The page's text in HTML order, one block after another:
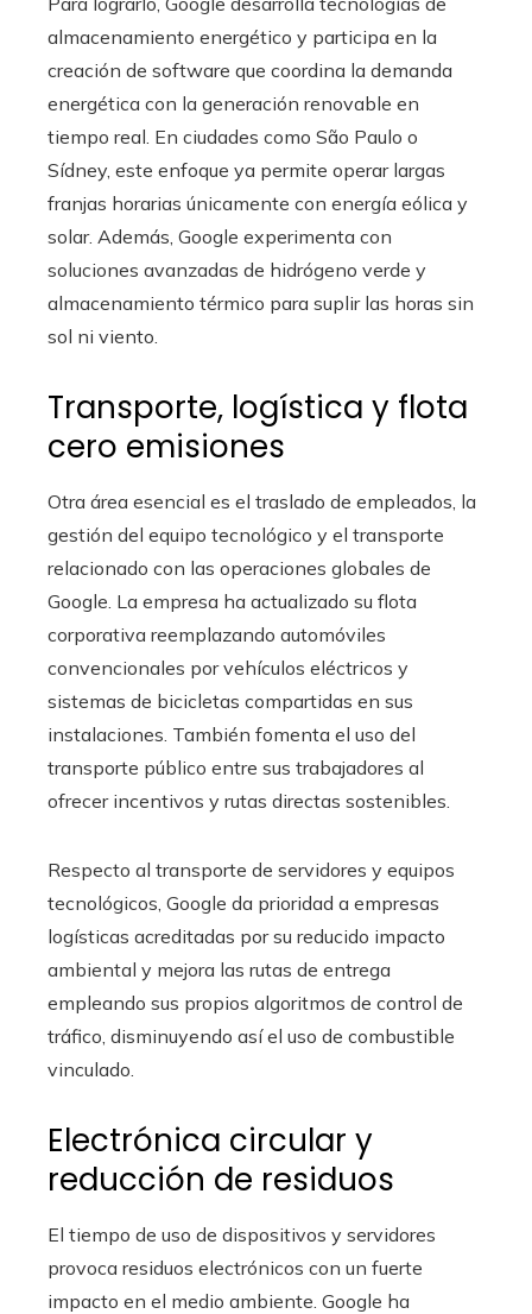
almacenamiento energético y participa en la
creación de software que coordina la demanda
energética con la generación renovable en
tiempo real. En ciudades como São Paulo o
Sídney, este enfoque ya permite operar largas
franjas horarias únicamente con energía eólica y
solar. Además, Google experimenta con
soluciones avanzadas de hidrógeno verde y
almacenamiento térmico para suplir las horas sin
sol ni viento.
Transporte, logística y flota
cero emisiones
Otra área esencial es el traslado de empleados, la
gestión del equipo tecnológico y el transporte
relacionado con las operaciones globales de
Google. La empresa ha actualizado su flota
corporativa reemplazando automóviles
convencionales por vehículos eléctricos y
sistemas de bicicletas compartidas en sus
instalaciones. También fomenta el uso del
transporte público entre sus trabajadores al
ofrecer incentivos y rutas directas sostenibles.
Respecto al transporte de servidores y equipos
tecnológicos, Google da prioridad a empresas
logísticas acreditadas por su reducido impacto
ambiental y mejora las rutas de entrega
empleando sus propios algoritmos de control de
tráfico, disminuyendo así el uso de combustible
vinculado.
Electrónica circular y
reducción de residuos
El tiempo de uso de dispositivos y servidores
provoca residuos electrónicos con un fuerte
impacto en el medio ambiente. Google ha